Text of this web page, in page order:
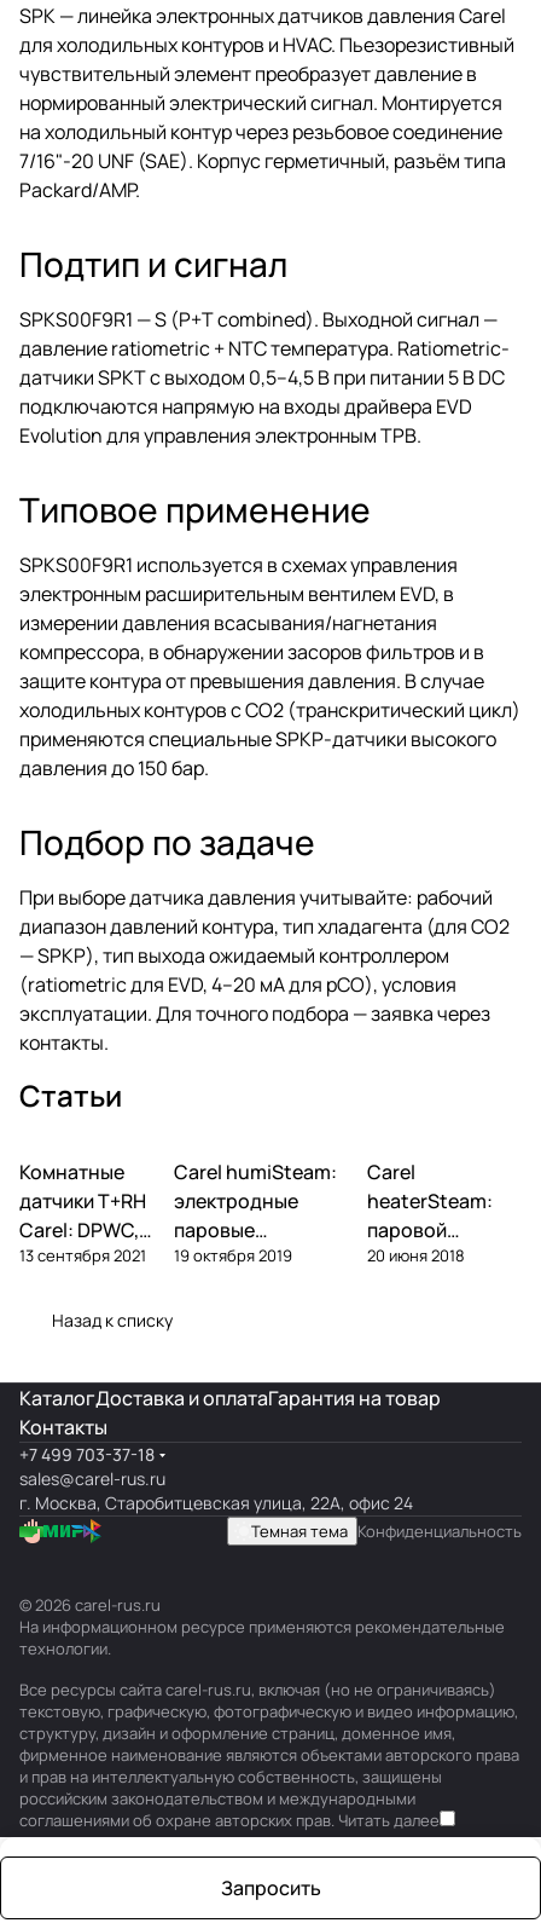
SPK — линейка электронных датчиков давления Carel
для холодильных контуров и HVAC. Пьезорезистивный
чувствительный элемент преобразует давление в
нормированный электрический сигнал. Монтируется
на холодильный контур через резьбовое соединение
7/16"-20 UNF (SAE). Корпус герметичный, разъём типа
Packard/AMP.
Подтип и сигнал
SPKS00F9R1 — S (P+T combined). Выходной сигнал —
давление ratiometric + NTC температура. Ratiometric-
датчики SPKT с выходом 0,5–4,5 В при питании 5 В DC
подключаются напрямую на входы драйвера EVD
Evolution для управления электронным ТРВ.
Типовое применение
SPKS00F9R1 используется в схемах управления
электронным расширительным вентилем EVD, в
измерении давления всасывания/нагнетания
компрессора, в обнаружении засоров фильтров и в
защите контура от превышения давления. В случае
холодильных контуров с CO2 (транскритический цикл)
применяются специальные SPKP-датчики высокого
давления до 150 бар.
Подбор по задаче
При выборе датчика давления учитывайте: рабочий
диапазон давлений контура, тип хладагента (для CO2
— SPKP), тип выхода ожидаемый контроллером
(ratiometric для EVD, 4–20 мА для pCO), условия
эксплуатации. Для точного подбора — заявка через
контакты.
Статьи
Автоматика и
контроллеры
Комнатные
датчики T+RH
Carel: DPWC,
DPDC, ASWC —
13 сентября 2021
Увлажнение
Carel humiSteam:
электродные
паровые
увлажнители —
19 октября 2019
Увлажнение
Carel
heaterSteam:
паровой
увлажнитель с
20 июня 2018
Назад к списку
Запросить
КаталогДоставка и оплатаГарантия на товар
Контакты
+7 499 703-37-18
sales@carel-rus.ru
г. Москва, Старобитцевская улица, 22А, офис 24
Темная тема Конфиденциальность
© 2026 carel-rus.ru
На информационном ресурсе применяются рекомендательные
технологии.
Все ресурсы сайта carel-rus.ru, включая (но не ограничиваясь)
текстовую, графическую, фотографическую и видео информацию,
структуру, дизайн и оформление страниц, доменное имя,
фирменное наименование являются объектами авторского права
и прав на интеллектуальную собственность, защищены
российским законодательством и международными
соглашениями об охране авторских прав. Читать далее